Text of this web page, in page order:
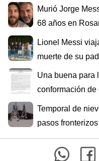
Murió Jorge
68 años en
Lionel Messi
muerte de su
Una buena para
conformación
Temporal de
pasos